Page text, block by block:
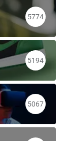
5774
5194
5067